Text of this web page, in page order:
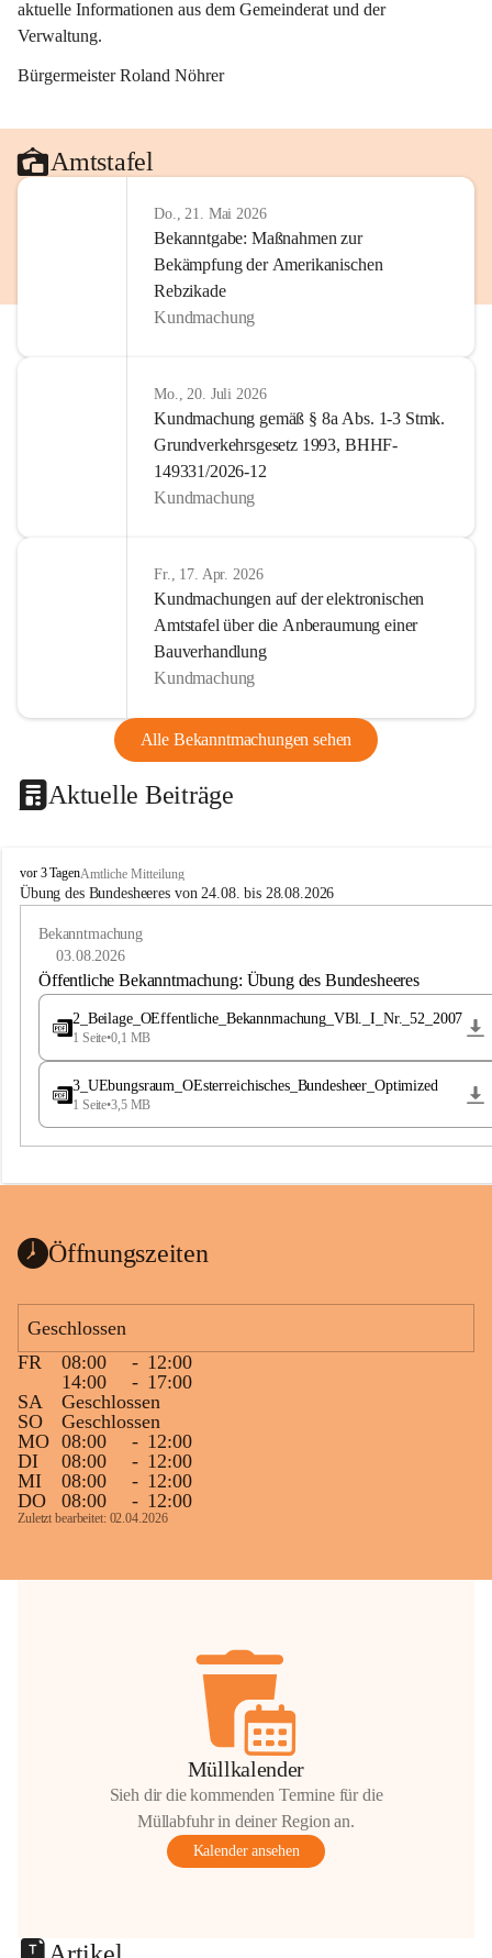
aktuelle Informationen aus dem Gemeinderat und der
Verwaltung.
Bürgermeister Roland Nöhrer
Amtstafel
Do., 21. Mai 2026
Bekanntgabe: Maßnahmen zur
Bekämpfung der Amerikanischen
Rebzikade
Kundmachung
Mo., 20. Juli 2026
Kundmachung gemäß § 8a Abs. 1-3 Stmk.
Grundverkehrsgesetz 1993, BHHF-
149331/2026-12
Kundmachung
Fr., 17. Apr. 2026
Kundmachungen auf der elektronischen
Amtstafel über die Anberaumung einer
Bauverhandlung
Kundmachung
Alle Bekanntmachungen sehen
Aktuelle Beiträge
B
u
e
a
vor 3 TagenAmtliche Mitteilung
Übung des Bundesheeres von 24.08. bis 28.08.2026
Bekanntmachung
03.08.2026
Öffentliche Bekanntmachung: Übung des Bundesheeres
2_Beilage_OEffentliche_Bekannmachung_VBl._I_Nr._52_2007
1 Seite•0,1 MB
3_UEbungsraum_OEsterreichisches_Bundesheer_Optimized
1 Seite•3,5 MB
Öffnungszeiten
Geschlossen
FR
08:00 - 12:00
14:00
- 17:00
SA
Geschlossen
SO
Geschlossen
MO 08:00 - 12:00
DI
08:00 - 12:00
MI
08:00 - 12:00
DO
08:00 - 12:00
Zuletzt bearbeitet: 02.04.2026
Müllkalender
Sieh dir die kommenden Termine für die
Müllabfuhr in deiner Region an.
Kalender ansehen